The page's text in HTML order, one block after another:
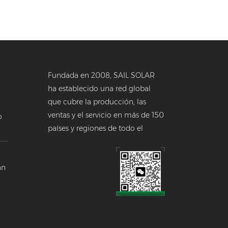
Fundada en 2008, SAIL SOLAR
ha establecido una red global
que cubre la producción, las
ventas y el servicio en más de 150
países y regiones de todo el